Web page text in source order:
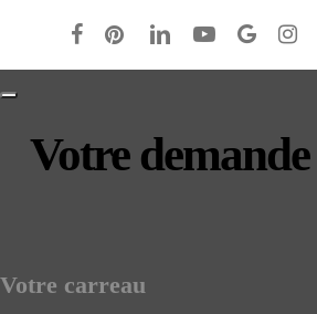
facebookpinterestlinkedinyoutubegoogle-
Votre
Votre carreau